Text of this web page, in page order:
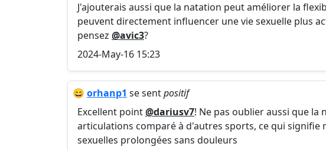
J'ajouterais aussi que la natation peut améliorer la
peuvent directement influencer une vie sexuelle plus
pensez @avic3?
2024-May-16 15:23
😄 orhanp1 se sentpositif
Excellent point@dariusv7! Ne pas oublier aussi que
articulations comparé à d'autres sports, ce qui signifie
sexuelles prolongées sans douleurs